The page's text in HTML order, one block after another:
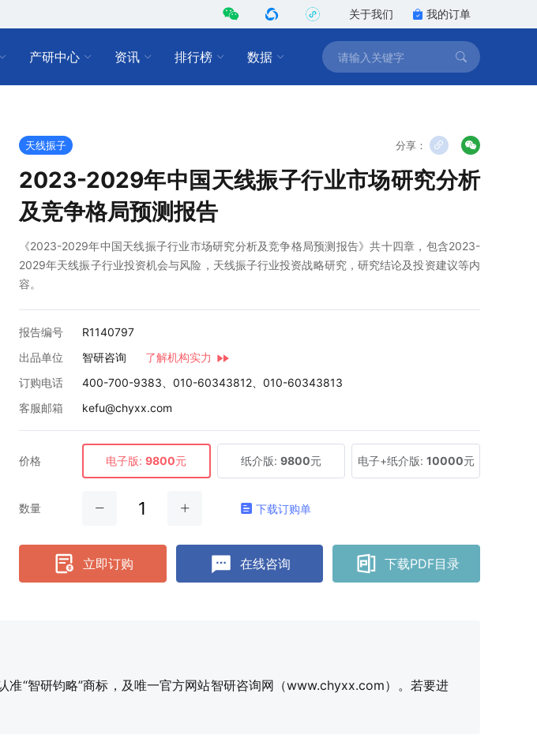
关于我们 我的订单
产研中心 资讯 排行榜 数据
天线振子 分享：
2023-2029年中国天线振子行业市场研究分析
及竞争格局预测报告
《2023-2029年中国天线振子行业市场研究分析及竞争格局预测报告》共十四章，包含2023-
2029年天线振子行业投资机会与风险，天线振子行业投资战略研究，研究结论及投资建议等内
容。
报告编号
R1140797
出品单位
智研咨询
了解机构实力
订购电话
400-700-9383、010-60343812、010-60343813
客服邮箱
kefu@chyxx.com
价格 电子版: 9800元 纸介版: 9800元 电子+纸介版: 10000元
数量 下载订购单
立即订购 在线咨询 下载PDF目录
“智研钧略”商标，及唯一官方网站智研咨询网（www.chyxx.com）。若要进